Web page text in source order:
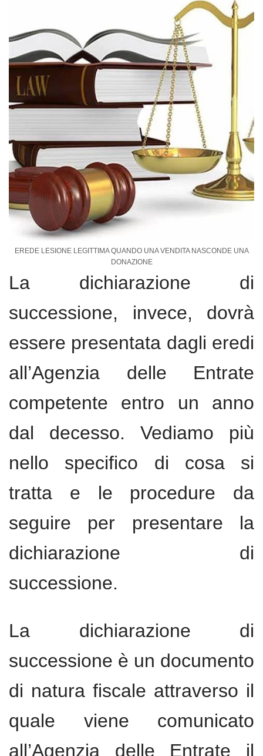
EREDE LESIONE LEGITTIMA QUANDO UNA VENDITA NASCONDE UNA
DONAZIONE
La dichiarazione di
successione, invece, dovrà
essere presentata dagli eredi
all’Agenzia delle Entrate
competente entro un anno
dal decesso. Vediamo più
nello specifico di cosa si
tratta e le procedure da
seguire per presentare la
dichiarazione di
successione.
​​La dichiarazione di
successione è un documento
di natura fiscale attraverso il
quale viene comunicato
all’Agenzia delle Entrate il